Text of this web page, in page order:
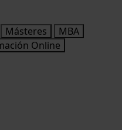
Másteres
MBA
Online